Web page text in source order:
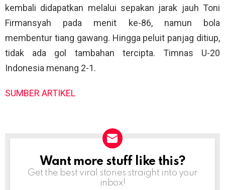
kembali didapatkan melalui sepakan jarak jauh Toni
Firmansyah pada menit ke-86, namun bola
membentur tiang gawang. Hingga peluit panjag ditiup,
tidak ada gol tambahan tercipta. Timnas U-20
Indonesia menang 2-1.
SUMBER ARTIKEL
NEWSLETTER
Want more stuff like this?
Get the best viral stories straight into your
inbox!